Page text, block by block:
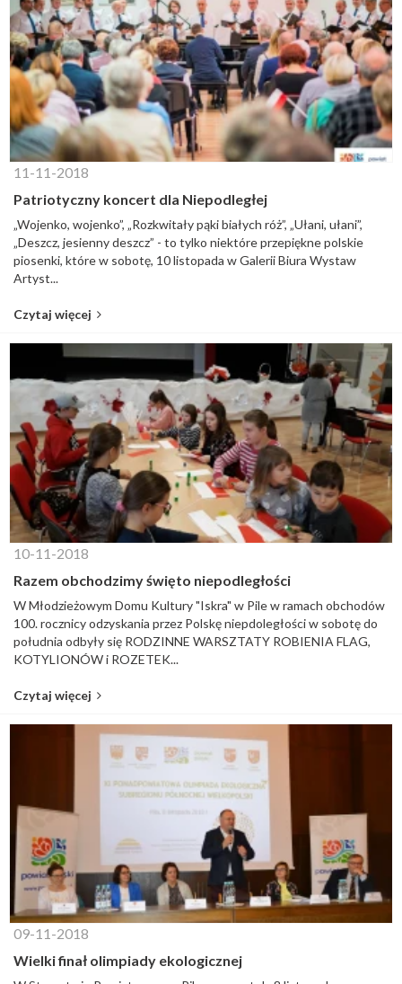
11-11-2018
Patriotyczny koncert dla Niepodległej
„Wojenko, wojenko”, „Rozkwitały pąki białych róż”, „Ułani, ułani”,
„Deszcz, jesienny deszcz” - to tylko niektóre przepiękne polskie
piosenki, które w sobotę, 10 listopada w Galerii Biura Wystaw
Artyst...
Czytaj więcej
10-11-2018
Razem obchodzimy święto niepodległości
W Młodzieżowym Domu Kultury "Iskra" w Pile w ramach obchodów
100. rocznicy odzyskania przez Polskę niepdoległości w sobotę do
południa odbyły się RODZINNE WARSZTATY ROBIENIA FLAG,
KOTYLIONÓW i ROZETEK...
Czytaj więcej
09-11-2018
Wielki finał olimpiady ekologicznej